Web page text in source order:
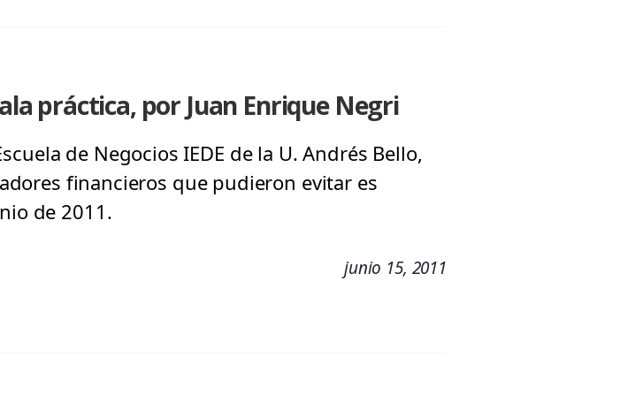
práctica, por Juan Enrique Negri
de Negocios IEDE de la U. Andrés Bello,
financieros que pudieron evitar es
de 2011.
junio 15, 2011